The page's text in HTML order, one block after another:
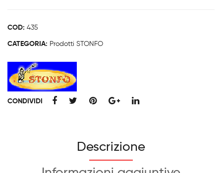
COD: 435
CATEGORIA: Prodotti STONFO
CONDIVIDI
Descrizione